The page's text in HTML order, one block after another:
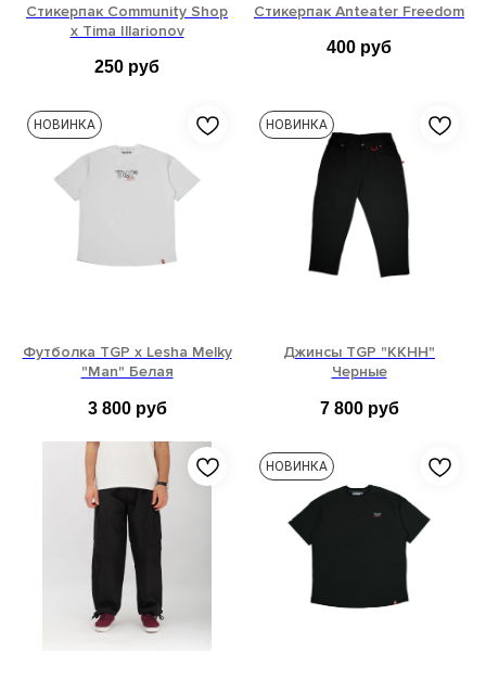
Стикерпак Community Shop
x Tima Illarionov
250 руб
Стикерпак Anteater Freedom
400 руб
НОВИНКА
Футболка TGP x Lesha Melky
"Man" Белая
3 800 руб
XL
НОВИНКА
Джинсы TGP "KKHH"
Черные
7 800 руб
S
НОВИНКА